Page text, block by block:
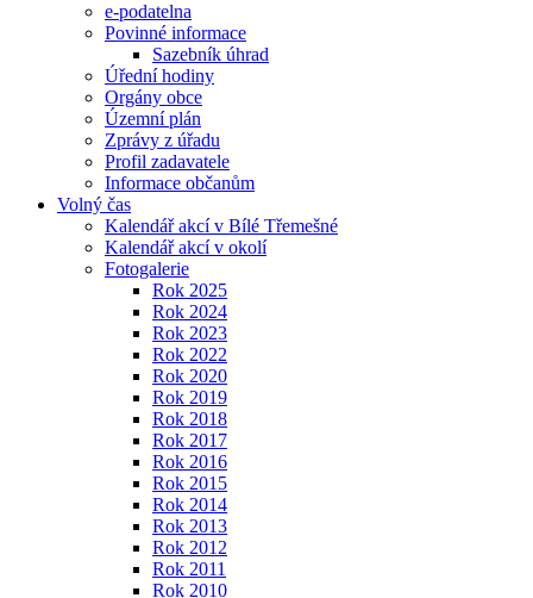
e-podatelna
Povinné informace
Sazebník úhrad
Úřední hodiny
Orgány obce
Územní plán
Zprávy z úřadu
Profil zadavatele
Informace občanům
Volný čas
Kalendář akcí v Bílé Třemešné
Kalendář akcí v okolí
Fotogalerie
Rok 2025
Rok 2024
Rok 2023
Rok 2022
Rok 2020
Rok 2019
Rok 2018
Rok 2017
Rok 2016
Rok 2015
Rok 2014
Rok 2013
Rok 2012
Rok 2011
Rok 2010